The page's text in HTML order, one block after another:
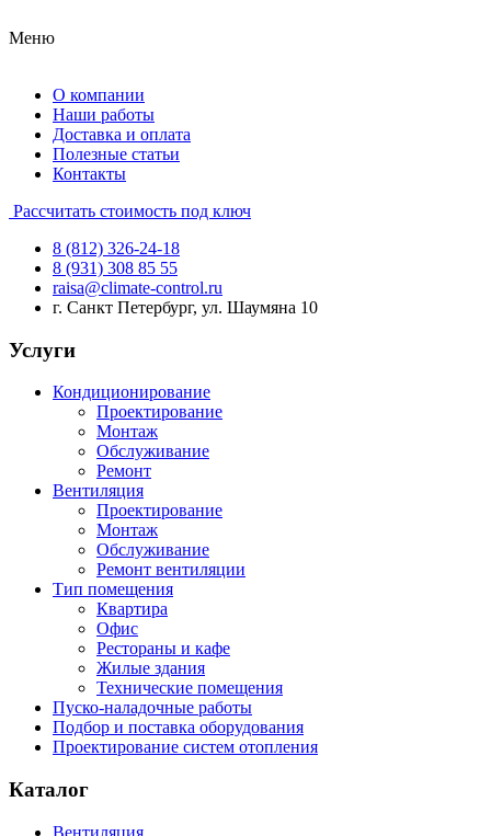
Меню
О компании
Наши работы
Доставка и оплата
Полезные статьи
Контакты
Рассчитать стоимость под ключ
8 (812) 326-24-18
8 (931) 308 85 55
raisa@climate-control.ru
г. Санкт Петербург, ул. Шаумяна 10
Услуги
Кондиционирование
Проектирование
Монтаж
Обслуживание
Ремонт
Вентиляция
Проектирование
Монтаж
Обслуживание
Ремонт вентиляции
Тип помещения
Квартира
Офис
Рестораны и кафе
Жилые здания
Технические помещения
Пуско-наладочные работы
Подбор и поставка оборудования
Проектирование систем отопления
Каталог
Вентиляция